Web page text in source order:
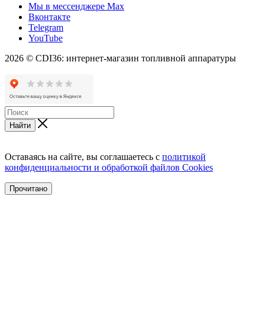
Мы в мессенджере Max
Вконтакте
Telegram
YouTube
2026 © CDI36: интернет-магазин топливной аппаратуры
Найти
Оставаясь на сайте, вы соглашаетесь с политикой
конфиденциальности и обработкой файлов Cookies
Прочитано